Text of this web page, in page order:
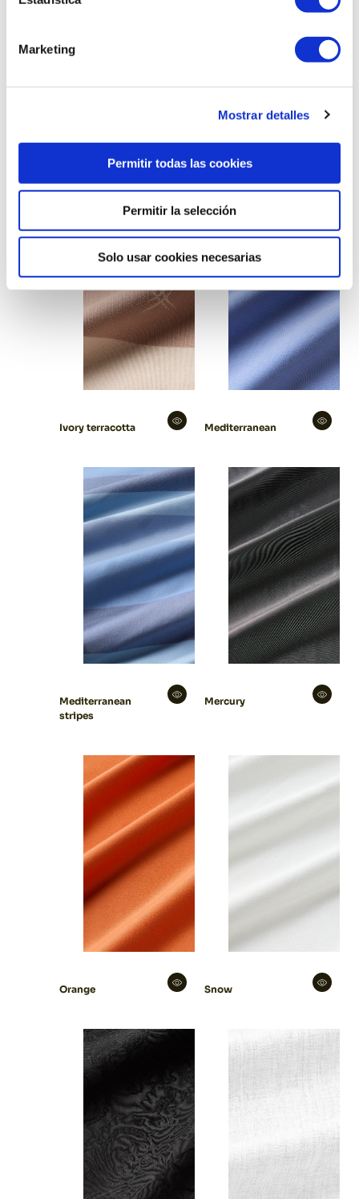
Marketing
Mostrar detalles
Permitir todas las cookies
Permitir la selección
Solo usar cookies necesarias
Ivory terracotta Mediterranean
Mediterranean
stripes
Mercury
Orange Snow